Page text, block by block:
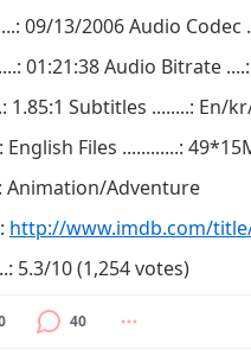
09/13/2006 Audio Codec
01:21:38 Audio Bitrate
1.85:1 Subtitles ........: En/
English Files ............:
Animation/Adventure
http://www.imdb.com/
5.3/10 (1,254 votes)
40